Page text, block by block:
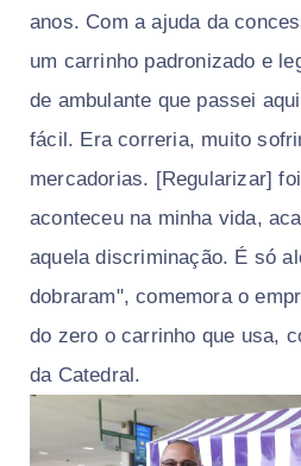
anos. Com a ajuda da
um carrinho padronizado e
de ambulante que passei
fácil. Era correria, muito
mercadorias. [Regularizar]
aconteceu na minha vida,
aquela discriminação. É só
dobraram", comemora o
do zero o carrinho que usa,
da Catedral.